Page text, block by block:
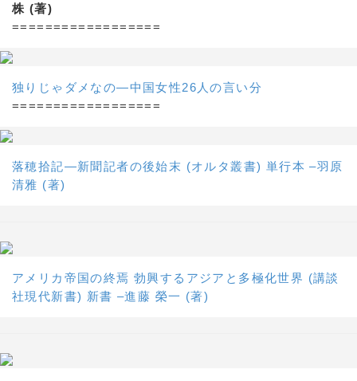
株 (著)
==================
独りじゃダメなの―中国女性26人の言い分
==================
落穂拾記―新聞記者の後始末 (オルタ叢書) 単行本 –羽原
清雅 (著)
アメリカ帝国の終焉 勃興するアジアと多極化世界 (講談
社現代新書) 新書 –進藤 榮一 (著)